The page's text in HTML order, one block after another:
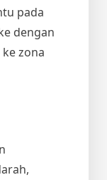
pada
dengan
zona